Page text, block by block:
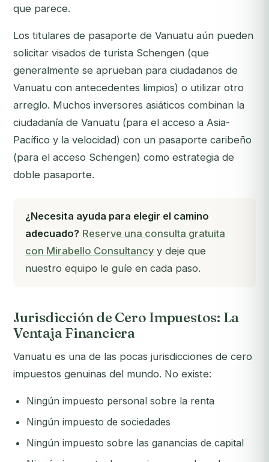
que parece.
Los titulares de pasaporte de Vanuatu aún pueden
solicitar visados de turista Schengen (que
generalmente se aprueban para ciudadanos de
Vanuatu con antecedentes limpios) o utilizar otro
arreglo. Muchos inversores asiáticos combinan la
ciudadanía de Vanuatu (para el acceso a Asia-
Pacífico y la velocidad) con un pasaporte caribeño
(para el acceso Schengen) como estrategia de
doble pasaporte.
¿Necesita ayuda para elegir el camino
adecuado? Reserve una consulta gratuita
con Mirabello Consultancy y deje que
nuestro equipo le guíe en cada paso.
Jurisdicción de Cero Impuestos: La
Ventaja Financiera
Vanuatu es una de las pocas jurisdicciones de cero
impuestos genuinas del mundo. No existe:
Ningún impuesto personal sobre la renta
Ningún impuesto de sociedades
Ningún impuesto sobre las ganancias de capital